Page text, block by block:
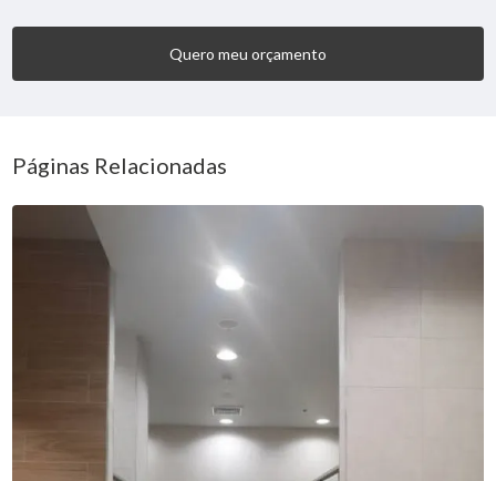
Quero meu orçamento
Páginas Relacionadas